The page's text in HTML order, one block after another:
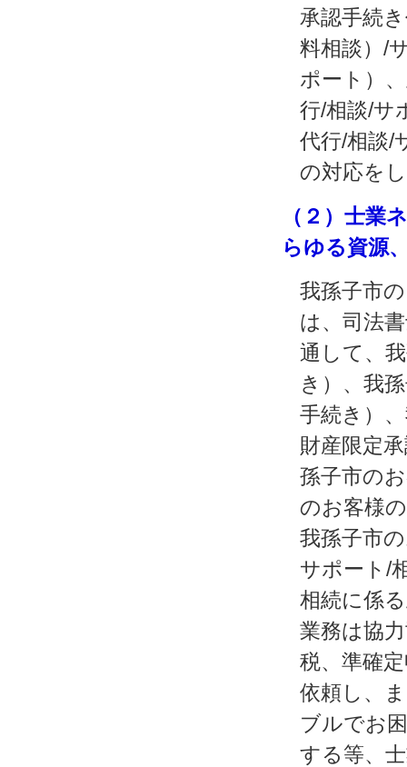
承認手続
料相談）/
ポート）
行/相談/サ
代行/相談/
の対応を
（２）士業
らゆる資源
我孫子市
は、司法
通して、
き）、我
手続き）
財産限定
孫子市の
のお客様
我孫子市
サポート/
相続に係
業務は協
税、準確
依頼し、
ブルでお
する等、